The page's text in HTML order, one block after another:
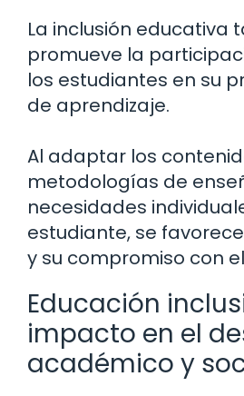
La inclusión educativa
promueve la
los estudiantes en su
de aprendizaje.
Al adaptar los
metodologías de
necesidades
estudiante, se
y su compromiso con
Educación
impacto en el
académico y